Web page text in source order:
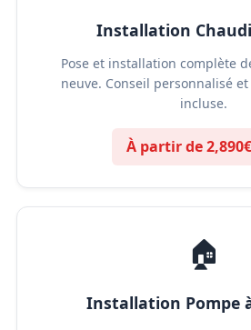
Installation
Pose et installation complète
neuve. Conseil personnalisé
incluse.
À partir de
🏠
Installation Pompe